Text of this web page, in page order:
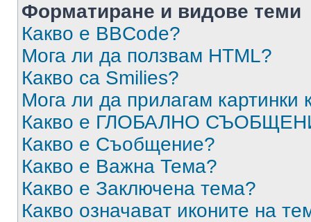
Форматиране и видове теми
Какво е BBCode?
Мога ли да ползвам HTML?
Какво са Smilies?
Мога ли да прилагам
Какво е ГЛОБАЛНО
Какво е Съобщение?
Какво е Важна Тема?
Какво е Заключена тема?
Какво означават иконите на